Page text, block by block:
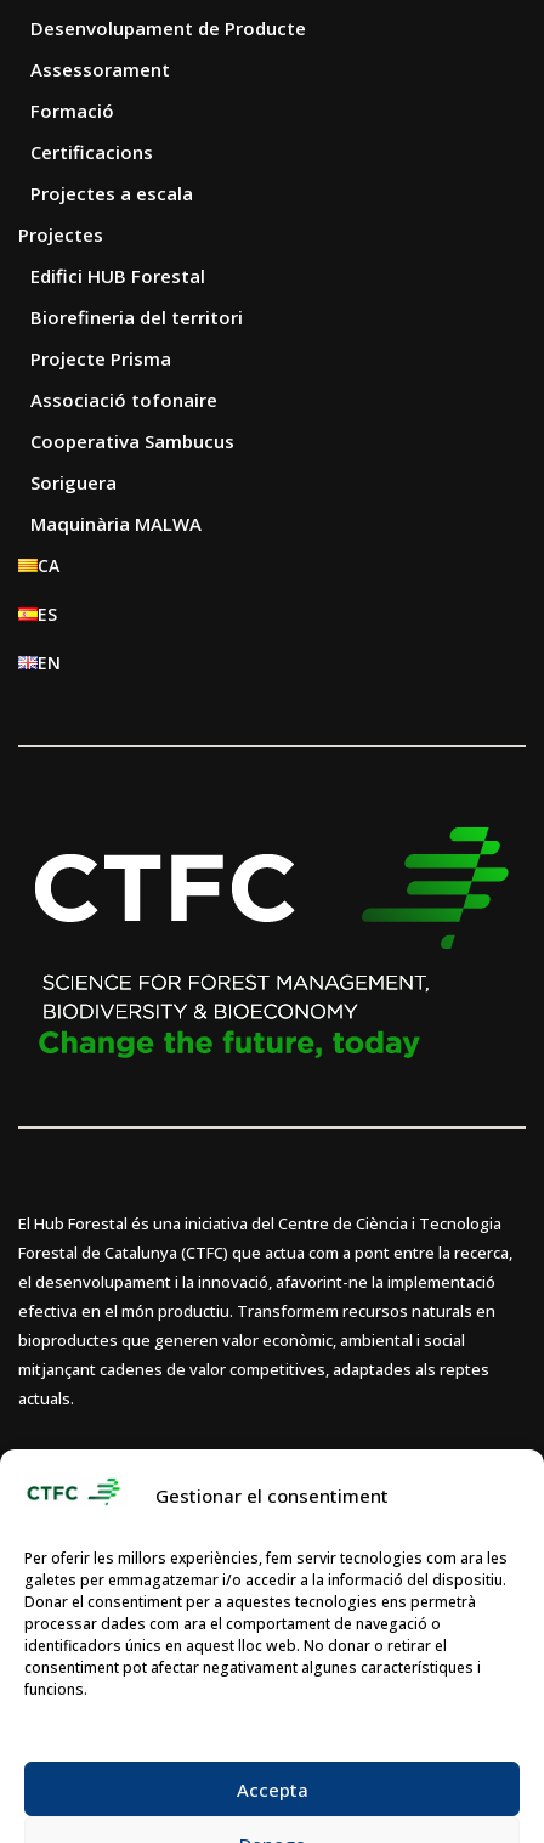
Gestionar el consentiment
Per oferir les millors experiències, fem servir tecnologies com ara les
galetes per emmagatzemar i/o accedir a la informació del dispositiu.
Donar el consentiment per a aquestes tecnologies ens permetrà
processar dades com ara el comportament de navegació o
identificadors únics en aquest lloc web. No donar o retirar el
consentiment pot afectar negativament algunes característiques i
funcions.
Accepta
Desenvolupament de Producte
Assessorament
Formació
Certificacions
Projectes a escala
Projectes
Edifici HUB Forestal
Biorefineria del territori
Projecte Prisma
Associació tofonaire
Cooperativa Sambucus
Soriguera
Maquinària MALWA
El Hub Forestal és una iniciativa del Centre de Ciència i Tecnologia
Forestal de Catalunya (CTFC) que actua com a pont entre la recerca,
el desenvolupament i la innovació, afavorint-ne la implementació
efectiva en el món productiu. Transformem recursos naturals en
bioproductes que generen valor econòmic, ambiental i social
mitjançant cadenes de valor competitives, adaptades als reptes
actuals.